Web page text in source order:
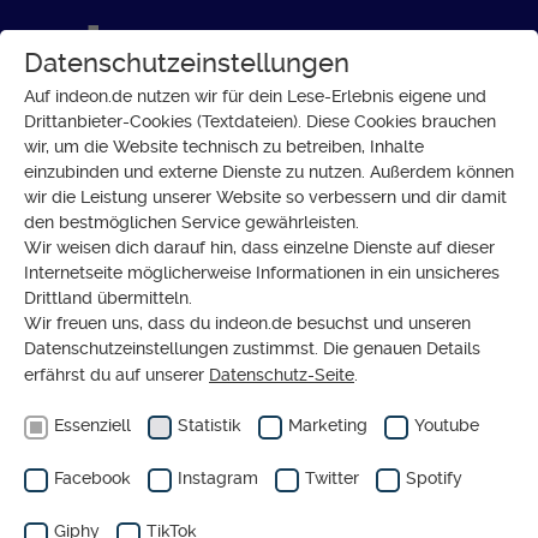
GESELLSCHAFT
Gendern: Pro und Contra mit
dem Podcast „Letzte Reihe“
Datenschutzeinstellungen
Auf indeon.de nutzen wir für dein Lese-Erlebnis eigene und
Drittanbieter-Cookies (Textdateien). Diese Cookies brauchen
wir, um die Website technisch zu betreiben, Inhalte
einzubinden und externe Dienste zu nutzen. Außerdem können
wir die Leistung unserer Website so verbessern und dir damit
den bestmöglichen Service gewährleisten.
Wir weisen dich darauf hin, dass einzelne Dienste auf dieser
Internetseite möglicherweise Informationen in ein unsicheres
Drittland übermitteln.
Wir freuen uns, dass du indeon.de besuchst und unseren
Datenschutzeinstellungen zustimmst. Die genauen Details
erfährst du auf unserer Datenschutz-Seite
Essenziell Statistik Marketing Youtube
Facebook Instagram Twitter Spotify
Giphy TikTok